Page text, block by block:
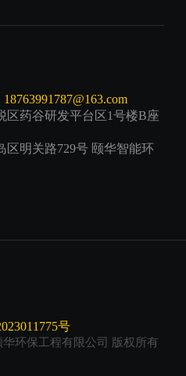
18763991787@163.com
区药谷研发平台区1号楼B座
区明关路729号 颐华智能环
号
环保工程有限公司 版权所有